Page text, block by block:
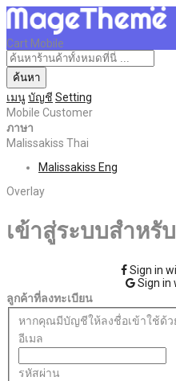
Cart Mobile
ค้นหา
เมนูบัญชี Setting
Mobile Customer
ภาษา
Malissakiss Thai
Malissakiss Eng
Overlay
เข้าสู่ระบบสำหรั
Sign in
Sign in
ลูกค้าที่ลงทะเบียน
หากคุณมีบัญชีให้ลงชื่อเข้าใช้ด้ว
อีเมล
รหัสผ่าน